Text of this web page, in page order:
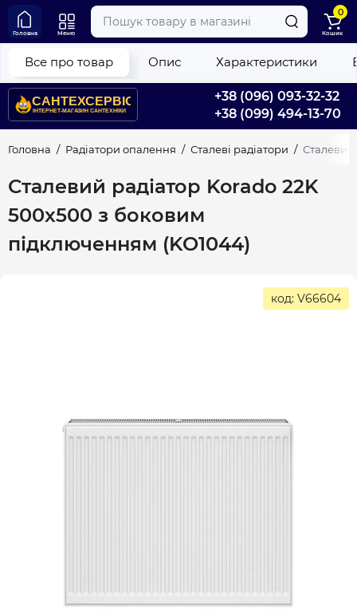
+38 (096) 093-32-32
+38 (099) 494-13-70
Головна Меню
0
Кошик
Головна Радіатори опалення Сталеві радіатори Сталевий
Сталевий радіатор Korado 22K
500x500 з боковим
підключенням (KO1044)
Все про товар Опис Характеристики
код: V66604